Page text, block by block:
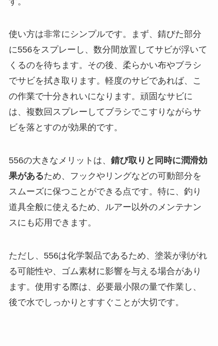
使い方は非常にシンプルです。まず、錆びた部分
に556をスプレーし、数分間放置してサビが浮いて
くるのを待ちます。その後、柔らかい布やブラシ
でサビを拭き取ります。軽度のサビであれば、こ
の作業で十分きれいになります。頑固なサビに
は、複数回スプレーしてブラシでこすりながらサ
ビを落とすのが効果的です。
556の大きなメリットは、 錆び取りと同時に潤滑効
果があるため、フックやリングなどの可動部分を
スムーズに保つことができる点です。特に、釣り
道具全般に使えるため、ルアー以外のメンテナン
スにも応用できます。
ただし、556は化学製品であるため、塗装が剥がれ
る可能性や、ゴム素材に影響を与える場合があり
ます。使用する際は、必要最小限の量で作業し、
後で水でしっかりとすすぐことが大切です。